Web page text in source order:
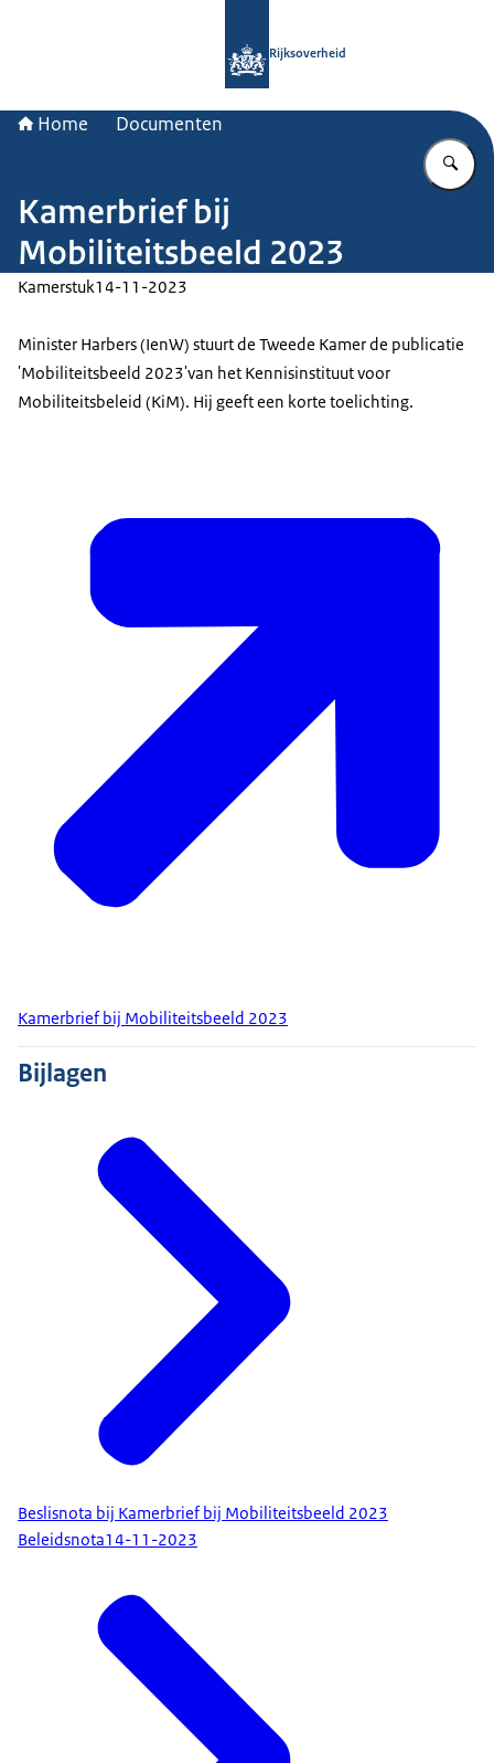
Rijksoverheid
Home Documenten
Kamerbrief bij
Mobiliteitsbeeld 2023
Kamerstuk14-11-2023
Minister Harbers (IenW) stuurt de Tweede Kamer de publicatie
'Mobiliteitsbeeld 2023'van het Kennisinstituut voor
Mobiliteitsbeleid (KiM). Hij geeft een korte toelichting.
Kamerbrief bij Mobiliteitsbeeld 2023
Bijlagen
Beslisnota bij Kamerbrief bij Mobiliteitsbeeld 2023
Beleidsnota14-11-2023